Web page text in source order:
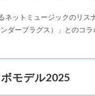
ネットミュージックのリ
ダープラグス）」とのコ
モデル2025